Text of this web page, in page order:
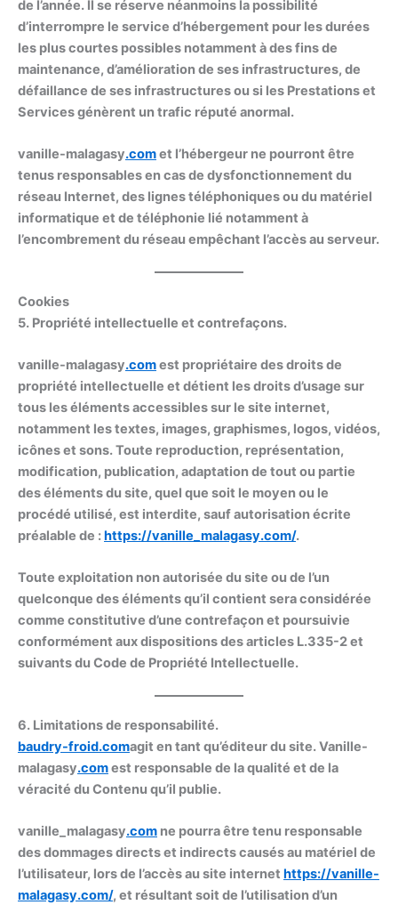
de l’année. Il se réserve néanmoins la possibilité
d’interrompre le service d’hébergement pour les durées
les plus courtes possibles notamment à des fins de
maintenance, d’amélioration de ses infrastructures, de
défaillance de ses infrastructures ou si les Prestations et
Services génèrent un trafic réputé anormal.
vanille-malagasy.comet l’hébergeur ne pourront être
tenus responsables en cas de dysfonctionnement du
réseau Internet, des lignes téléphoniques ou du matériel
informatique et de téléphonie lié notamment à
l’encombrement du réseau empêchant l’accès au serveur.
Cookies
5. Propriété intellectuelle et contrefaçons.
vanille-malagasy.comest propriétaire des droits de
propriété intellectuelle et détient les droits d’usage sur
tous les éléments accessibles sur le site internet,
notamment les textes, images, graphismes, logos, vidéos,
icônes et sons. Toute reproduction, représentation,
modification, publication, adaptation de tout ou partie
des éléments du site, quel que soit le moyen ou le
procédé utilisé, est interdite, sauf autorisation écrite
préalable de :https://vanille_malagasy.com/.
Toute exploitation non autorisée du site ou de l’un
quelconque des éléments qu’il contient sera considérée
comme constitutive d’une contrefaçon et poursuivie
conformément aux dispositions des articles L.335-2 et
suivants du Code de Propriété Intellectuelle.
6. Limitations de responsabilité.
baudry-froid.comagit en tant qu’éditeur du site. Vanille-
malagasy.comest responsable de la qualité et de la
véracité du Contenu qu’il publie.
vanille_malagasy.com ne pourra être tenu responsable
des dommages directs et indirects causés au matériel de
l’utilisateur, lors de l’accès au site internet https://vanille-
malagasy.com/, et résultant soit de l’utilisation d’un